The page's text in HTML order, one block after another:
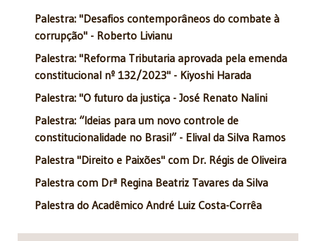
Palestra: "Desafios contemporâneos do combate à
corrupção" - Roberto Livianu
Palestra: "Reforma Tributaria aprovada pela emenda
constitucional nº 132/2023" - Kiyoshi Harada
Palestra: "O futuro da justiça - José Renato Nalini
Palestra: “Ideias para um novo controle de
constitucionalidade no Brasil” - Elival da Silva Ramos
Palestra "Direito e Paixões" com Dr. Régis de Oliveira
Palestra com Drª Regina Beatriz Tavares da Silva
Palestra do Acadêmico André Luiz Costa-Corrêa